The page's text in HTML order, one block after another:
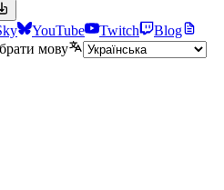
YouTube Twitch
Blog
мову